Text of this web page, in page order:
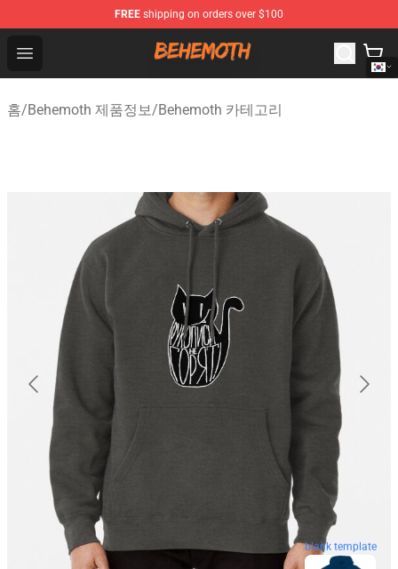
FREE shipping on orders over $100
Open menu
Behemoth Store - Official Behemoth Merchandise Shop
홈/Behemoth 제품정보/Behemoth 카테고리
blank template